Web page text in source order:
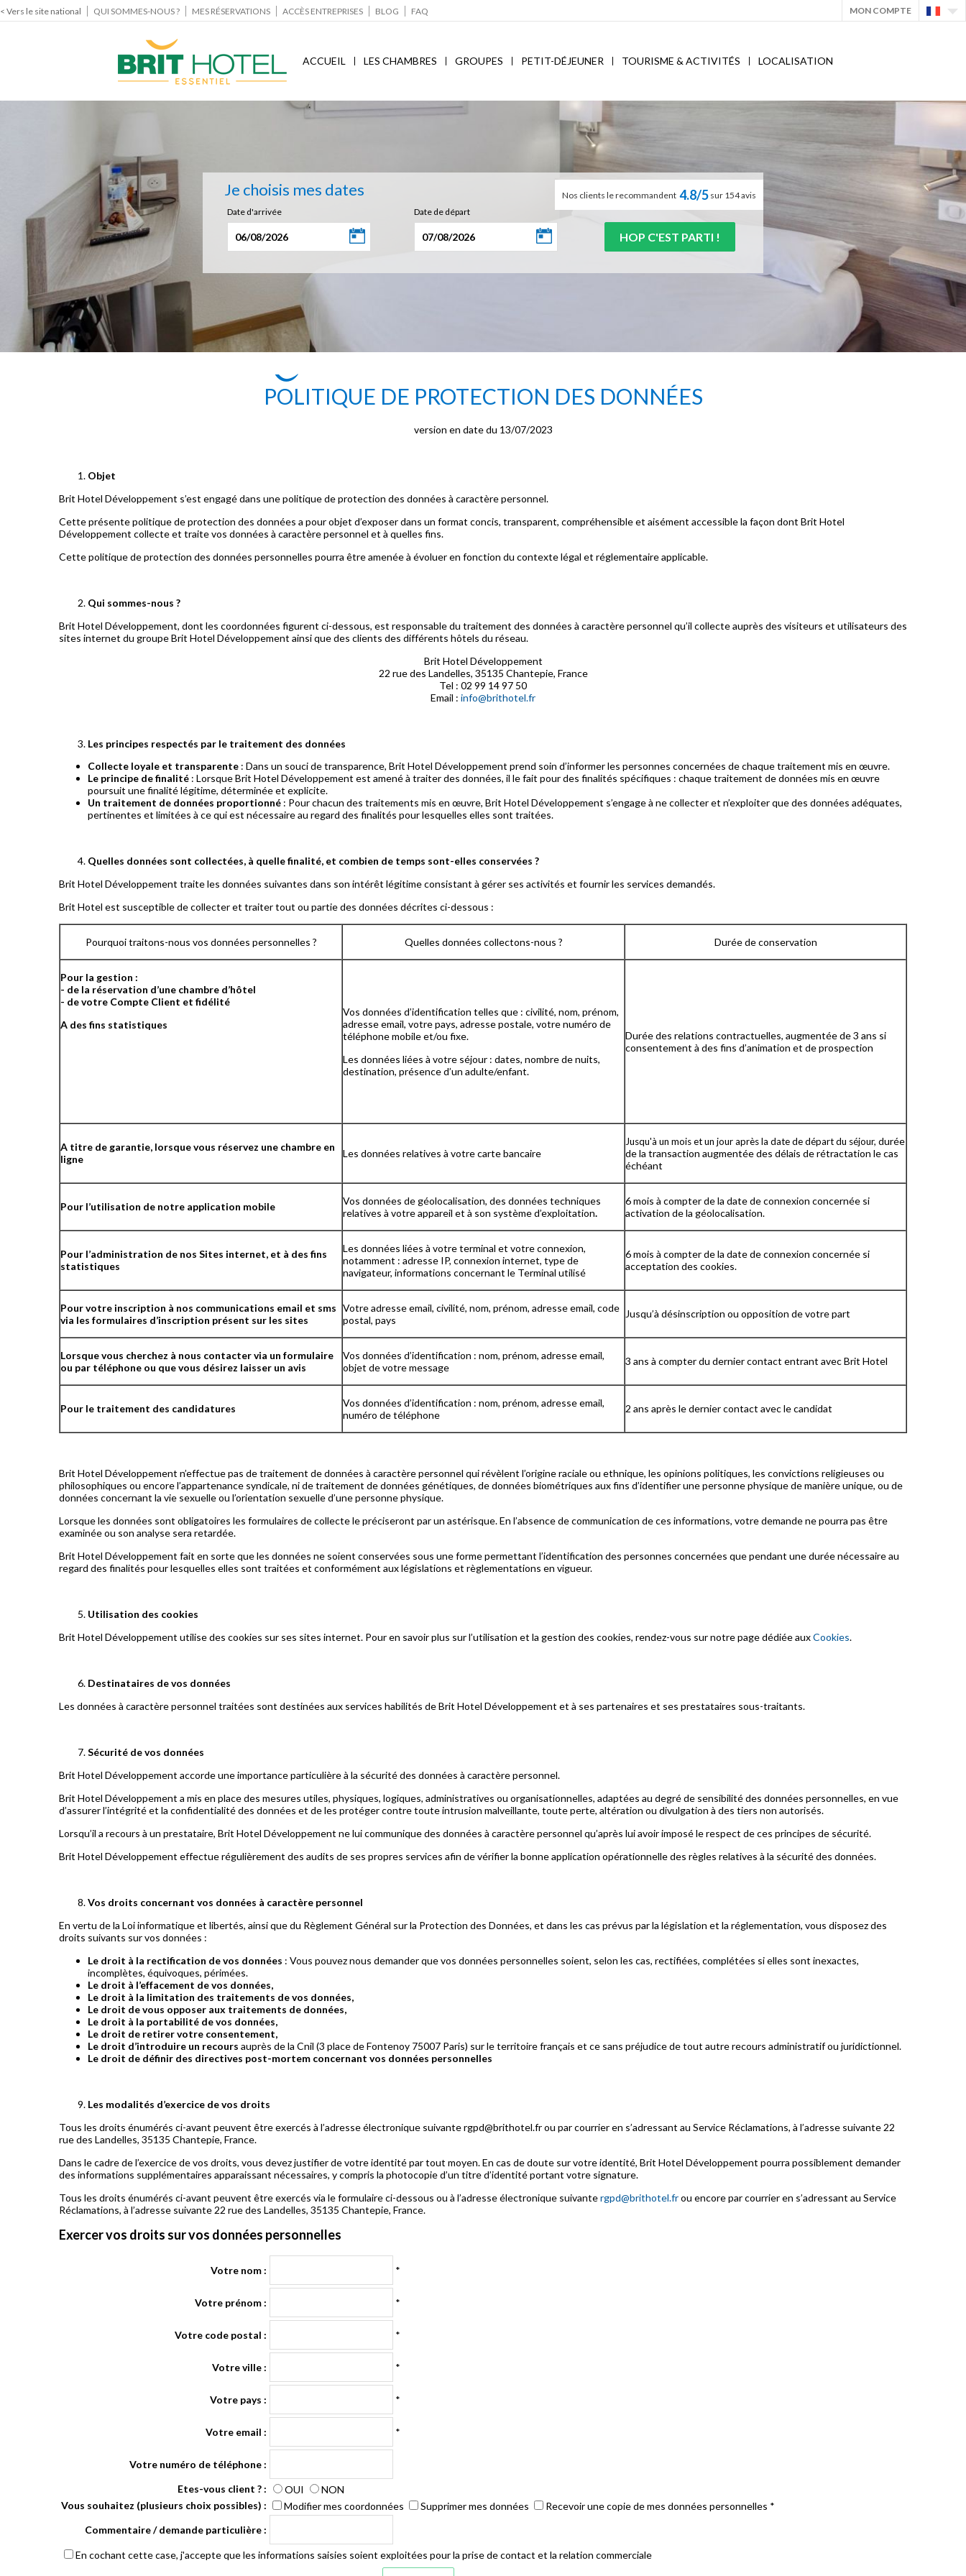
< Vers le site national QUI SOMMES-NOUS ? MES RÉSERVATIONS ACCÈS ENTREPRISES BLOG FAQ MON COMPTE
ACCUEIL LES CHAMBRES GROUPES PETIT-DÉJEUNER TOURISME & ACTIVITÉS LOCALISATION
Je choisis mes dates Nos clients le recommandent 4.8/5 sur 154 avis
Date d'arrivée
Date de départ
POLITIQUE DE PROTECTION DES DONNÉES
version en date du 13/07/2023
Objet
Brit Hotel Développement s’est engagé dans une politique de protection des données à caractère personnel.
Cette présente politique de protection des données a pour objet d’exposer dans un format concis, transparent, compréhensible et aisément accessible la façon dont Brit Hotel
Développement collecte et traite vos données à caractère personnel et à quelles fins.
Cette politique de protection des données personnelles pourra être amenée à évoluer en fonction du contexte légal et réglementaire applicable.
Qui sommes-nous ?
Brit Hotel Développement, dont les coordonnées figurent ci-dessous, est responsable du traitement des données à caractère personnel qu’il collecte auprès des visiteurs et utilisateurs des
sites internet du groupe Brit Hotel Développement ainsi que des clients des différents hôtels du réseau.
Brit Hotel Développement
22 rue des Landelles, 35135 Chantepie, France
Tel : 02 99 14 97 50
Email : info@brithotel.fr
Les principes respectés par le traitement des données
Collecte loyale et transparente : Dans un souci de transparence, Brit Hotel Développement prend soin d’informer les personnes concernées de chaque traitement mis en œuvre.
Le principe de finalité : Lorsque Brit Hotel Développement est amené à traiter des données, il le fait pour des finalités spécifiques : chaque traitement de données mis en œuvre
poursuit une finalité légitime, déterminée et explicite.
Un traitement de données proportionné : Pour chacun des traitements mis en œuvre, Brit Hotel Développement s’engage à ne collecter et n’exploiter que des données adéquates,
pertinentes et limitées à ce qui est nécessaire au regard des finalités pour lesquelles elles sont traitées.
Quelles données sont collectées, à quelle finalité, et combien de temps sont-elles conservées ?
Brit Hotel Développement traite les données suivantes dans son intérêt légitime consistant à gérer ses activités et fournir les services demandés.
Brit Hotel est susceptible de collecter et traiter tout ou partie des données décrites ci-dessous :
Pourquoi traitons-nous vos données personnelles ? Quelles données collectons-nous ? Durée de conservation
Pour la gestion :
- de la réservation d’une chambre d’hôtel
- de votre Compte Client et fidélité
A des fins statistiques
Vos données d’identification telles que : civilité, nom, prénom,
adresse email, votre pays, adresse postale, votre numéro de
téléphone mobile et/ou fixe.
Les données liées à votre séjour : dates, nombre de nuits,
destination, présence d’un adulte/enfant.
Durée des relations contractuelles, augmentée de 3 ans si
consentement à des fins d’animation et de prospection
A titre de garantie, lorsque vous réservez une chambre en
ligne
Les données relatives à votre carte bancaire
Jusqu'à un mois et un jour après la date de départ du séjour, durée
de la transaction augmentée des délais de rétractation le cas
échéant
Pour l’utilisation de notre application mobile
Vos données de géolocalisation, des données techniques
relatives à votre appareil et à son système d’exploitation.
6 mois à compter de la date de connexion concernée si
activation de la géolocalisation.
Pour l’administration de nos Sites internet, et à des fins
statistiques
Les données liées à votre terminal et votre connexion,
notamment : adresse IP, connexion internet, type de
navigateur, informations concernant le Terminal utilisé
6 mois à compter de la date de connexion concernée si
acceptation des cookies.
Pour votre inscription à nos communications email et sms
via les formulaires d’inscription présent sur les sites
Votre adresse email, civilité, nom, prénom, adresse email, code
postal, pays
Jusqu’à désinscription ou opposition de votre part
Lorsque vous cherchez à nous contacter via un formulaire
ou par téléphone ou que vous désirez laisser un avis
Vos données d’identification : nom, prénom, adresse email,
objet de votre message
3 ans à compter du dernier contact entrant avec Brit Hotel
Pour le traitement des candidatures
Vos données d’identification : nom, prénom, adresse email,
numéro de téléphone
2 ans après le dernier contact avec le candidat
Brit Hotel Développement n’effectue pas de traitement de données à caractère personnel qui révèlent l’origine raciale ou ethnique, les opinions politiques, les convictions religieuses ou
philosophiques ou encore l’appartenance syndicale, ni de traitement de données génétiques, de données biométriques aux fins d’identifier une personne physique de manière unique, ou de
données concernant la vie sexuelle ou l’orientation sexuelle d’une personne physique.
Lorsque les données sont obligatoires les formulaires de collecte le préciseront par un astérisque. En l’absence de communication de ces informations, votre demande ne pourra pas être
examinée ou son analyse sera retardée.
Brit Hotel Développement fait en sorte que les données ne soient conservées sous une forme permettant l’identification des personnes concernées que pendant une durée nécessaire au
regard des finalités pour lesquelles elles sont traitées et conformément aux législations et règlementations en vigueur.
Utilisation des cookies
Brit Hotel Développement utilise des cookies sur ses sites internet. Pour en savoir plus sur l’utilisation et la gestion des cookies, rendez-vous sur notre page dédiée auxCookies.
Destinataires de vos données
Les données à caractère personnel traitées sont destinées aux services habilités de Brit Hotel Développement et à ses partenaires et ses prestataires sous-traitants.
Sécurité de vos données
Brit Hotel Développement accorde une importance particulière à la sécurité des données à caractère personnel.
Brit Hotel Développement a mis en place des mesures utiles, physiques, logiques, administratives ou organisationnelles, adaptées au degré de sensibilité des données personnelles, en vue
d’assurer l’intégrité et la confidentialité des données et de les protéger contre toute intrusion malveillante, toute perte, altération ou divulgation à des tiers non autorisés.
Lorsqu’il a recours à un prestataire, Brit Hotel Développement ne lui communique des données à caractère personnel qu’après lui avoir imposé le respect de ces principes de sécurité.
Brit Hotel Développement effectue régulièrement des audits de ses propres services afin de vérifier la bonne application opérationnelle des règles relatives à la sécurité des données.
Vos droits concernant vos données à caractère personnel
En vertu de la Loi informatique et libertés, ainsi que du Règlement Général sur la Protection des Données, et dans les cas prévus par la législation et la réglementation, vous disposez des
droits suivants sur vos données :
Le droit à la rectification de vos données : Vous pouvez nous demander que vos données personnelles soient, selon les cas, rectifiées, complétées si elles sont inexactes,
incomplètes, équivoques, périmées.
Le droit à l’effacement de vos données,
Le droit à la limitation des traitements de vos données,
Le droit de vous opposer aux traitements de données,
Le droit à la portabilité de vos données,
Le droit de retirer votre consentement,
Le droit d’introduire un recours auprès de la Cnil (3 place de Fontenoy 75007 Paris) sur le territoire français et ce sans préjudice de tout autre recours administratif ou juridictionnel.
Le droit de définir des directives post-mortem concernant vos données personnelles
Les modalités d’exercice de vos droits
Tous les droits énumérés ci-avant peuvent être exercés à l’adresse électronique suivante rgpd@brithotel.fr ou par courrier en s’adressant au Service Réclamations, à l’adresse suivante 22
rue des Landelles, 35135 Chantepie, France.
Dans le cadre de l’exercice de vos droits, vous devez justifier de votre identité par tout moyen. En cas de doute sur votre identité, Brit Hotel Développement pourra possiblement demander
des informations supplémentaires apparaissant nécessaires, y compris la photocopie d’un titre d’identité portant votre signature.
Tous les droits énumérés ci-avant peuvent être exercés via le formulaire ci-dessous ou à l’adresse électronique suivantergpd@brithotel.frou encore par courrier en s’adressant au Service
Réclamations, à l’adresse suivante 22 rue des Landelles, 35135 Chantepie, France.
Exercer vos droits sur vos données personnelles
Votre nom : *
Votre prénom : *
Votre code postal : *
Votre ville : *
Votre pays : *
Votre email : *
Votre numéro de téléphone :
Etes-vous client ? :
OUI
NON
Vous souhaitez (plusieurs choix possibles) :
Modifier mes coordonnées Supprimer mes données Recevoir une copie de mes données personnelles *
Commentaire / demande particulière :
En cochant cette case, j'accepte que les informations saisies soient exploitées pour la prise de contact et la relation commerciale